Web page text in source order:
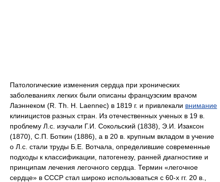
Патологические изменения сердца при хронических
заболеваниях легких были описаны французским врачом
Лаэннеком (R. Th. Н. Laennec) в 1819 г. и привлекали внимание
клиницистов разных стран. Из отечественных ученых в 19 в.
проблему Л.с. изучали Г.И. Сокольский (1838), Э.И. Изаксон
(1870), С.П. Боткин (1886), а в 20 в. крупным вкладом в учение
о Л.с. стали труды Б.Е. Вотчала, определившие современные
подходы к классификации, патогенезу, ранней диагностике и
принципам лечения легочного сердца. Термин «легочное
сердце» в СССР стал широко использоваться с 60-х гг. 20 в.,